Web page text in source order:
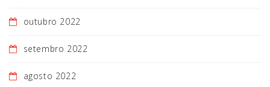
outubro 2022
setembro 2022
agosto 2022